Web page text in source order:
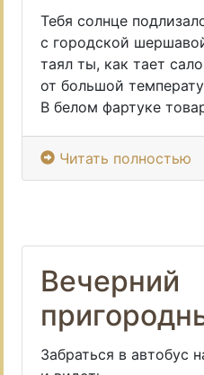
Тебя солнце
с городской
таял ты, как тает сало
от большой
В белом фартуке
Читать полностью
Вечерний
Забраться в автобус